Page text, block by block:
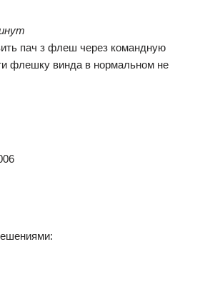
пач з флеш через командную
флешку винда в нормальном не